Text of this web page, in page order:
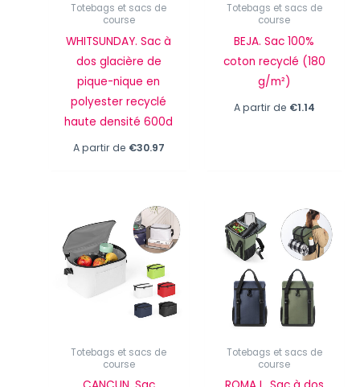
Totebags et sacs de
course
WHITSUNDAY. Sac à
dos glacière de
pique-nique en
polyester recyclé
haute densité 600d
A partir de €30.97
Totebags et sacs de
course
BEJA. Sac 100%
coton recyclé (180
g/m²)
A partir de €1.14
Totebags et sacs de
course
Totebags et sacs de
course